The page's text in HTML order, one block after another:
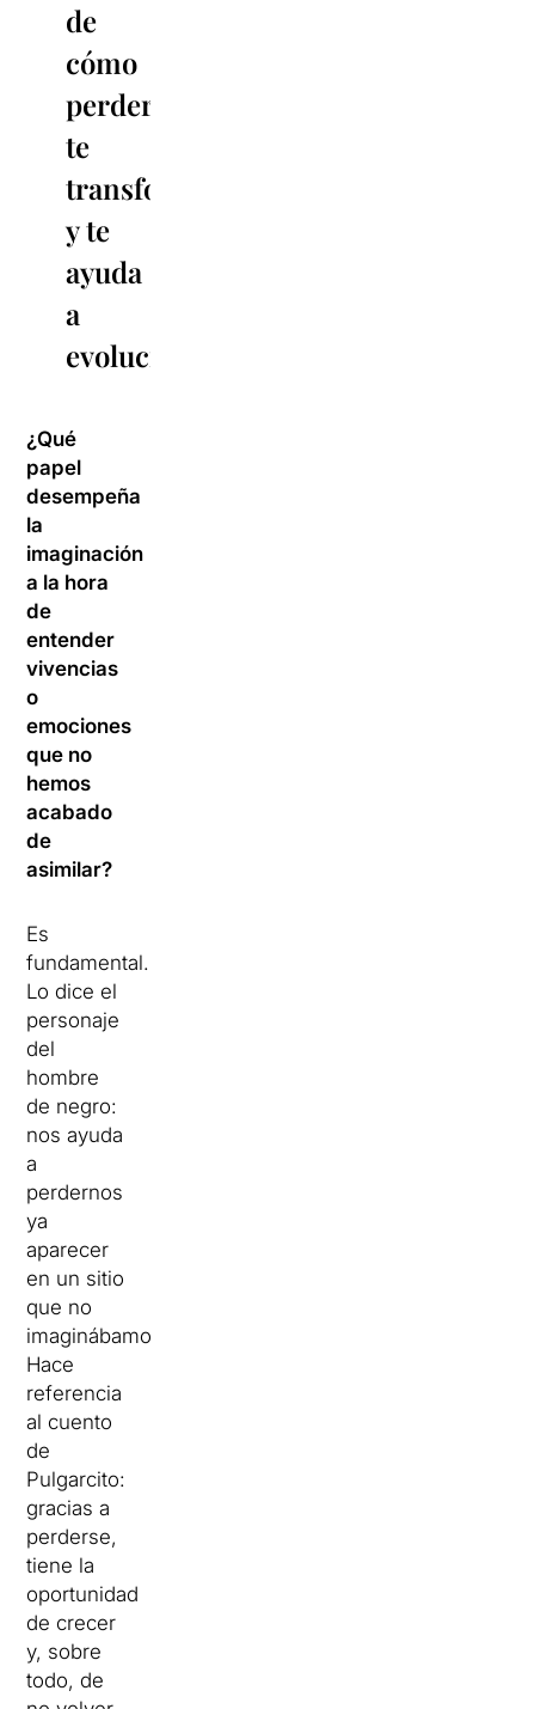
de
cómo
perderte
te
transforma
y te
ayuda
a
evolucionar”
¿Qué
papel
desempeña
la
imaginación
a la hora
de
entender
vivencias
o
emociones
que no
hemos
acabado
de
asimilar?
Es
fundamental.
Lo dice el
personaje
del
hombre
de negro:
nos ayuda
a
perdernos
ya
aparecer
en un sitio
que no
imaginábamos.
Hace
referencia
al cuento
de
Pulgarcito:
gracias a
perderse,
tiene la
oportunidad
de crecer
y, sobre
todo, de